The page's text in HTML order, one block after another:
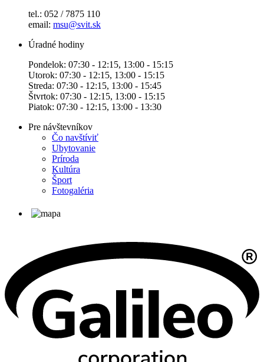
tel.: 052 / 7875 110
email: msu@svit.sk
Úradné hodiny
Pondelok: 07:30 - 12:15, 13:00 - 15:15
Utorok: 07:30 - 12:15, 13:00 - 15:15
Streda: 07:30 - 12:15, 13:00 - 15:45
Štvrtok: 07:30 - 12:15, 13:00 - 15:15
Piatok: 07:30 - 12:15, 13:00 - 13:30
Pre návštevníkov
Čo navštíviť
Ubytovanie
Príroda
Kultúra
Šport
Fotogaléria